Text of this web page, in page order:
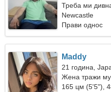
Треба ми
Newcastle
Прави однос
Maddy
21 година,
Жена тражи
165 цм (5'5"),